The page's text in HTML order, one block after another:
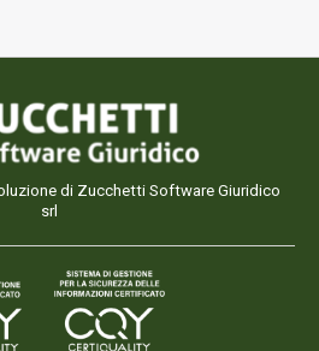
di Zucchetti Software Giuridico
srl